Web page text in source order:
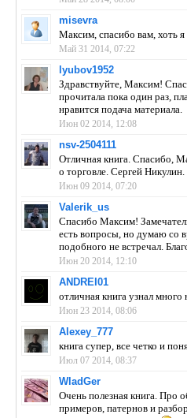
misevra
Максим, спасибо вам, хоть
Май 31 2014, 07:22
lyubov1952
Здравствуйте, Максим!
прочитала пока один раз,
нравится подача материала.
Июн 02 2014, 12:08
nsv-2504111
Отличная книга. Спасибо,
о торговле. Сергей Никулин.
Июн 09 2014, 07:20
Valerik_us
Спасибо Максим!
есть вопросы, но думаю со
подобного не встречал.
Июн 20 2014, 12:10
ANDREI01
отличная книга узнал много
Июн 23 2014, 08:06
Alexey_777
книга супер, все четко и
Июл 07 2014, 08:37
WladGer
Очень полезная книга. Про
примеров, патернов и